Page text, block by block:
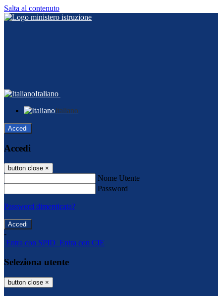
Salta al contenuto
Italiano
Italiano
Accedi
Accedi
button close ×
Nome Utente
Password
Password dimenticata?
-
Entra con SPID Entra con CIE
Seleziona utente
button close ×